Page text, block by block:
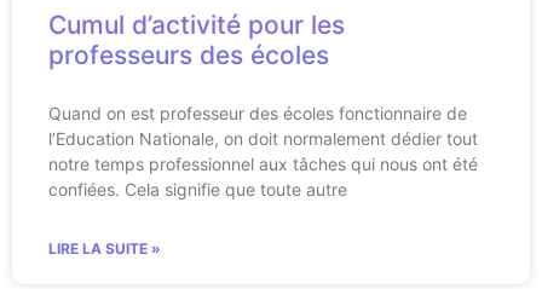
Cumul d’activité pour les
professeurs des écoles
Quand on est professeur des écoles fonctionnaire de
l’Education Nationale, on doit normalement dédier tout
notre temps professionnel aux tâches qui nous ont été
confiées. Cela signifie que toute autre
LIRE LA SUITE »